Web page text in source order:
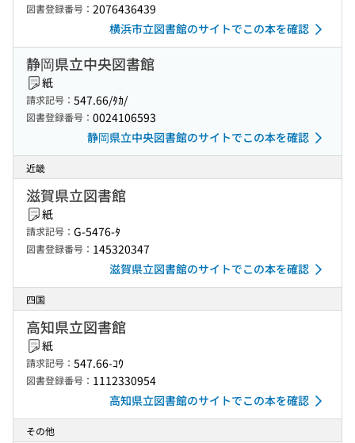
図書登録番号： 2076436439
横浜市立図書館のサイトでこの本を確認
静岡県立中央図書館
紙
請求記号： 547.66/ﾀｶ/
図書登録番号： 0024106593
静岡県立中央図書館のサイトでこの本を確認
近畿
滋賀県立図書館
紙
請求記号： G-5476-ﾀ
図書登録番号： 145320347
滋賀県立図書館のサイトでこの本を確認
四国
高知県立図書館
紙
請求記号： 547.66-ｺｳ
図書登録番号： 1112330954
高知県立図書館のサイトでこの本を確認
その他